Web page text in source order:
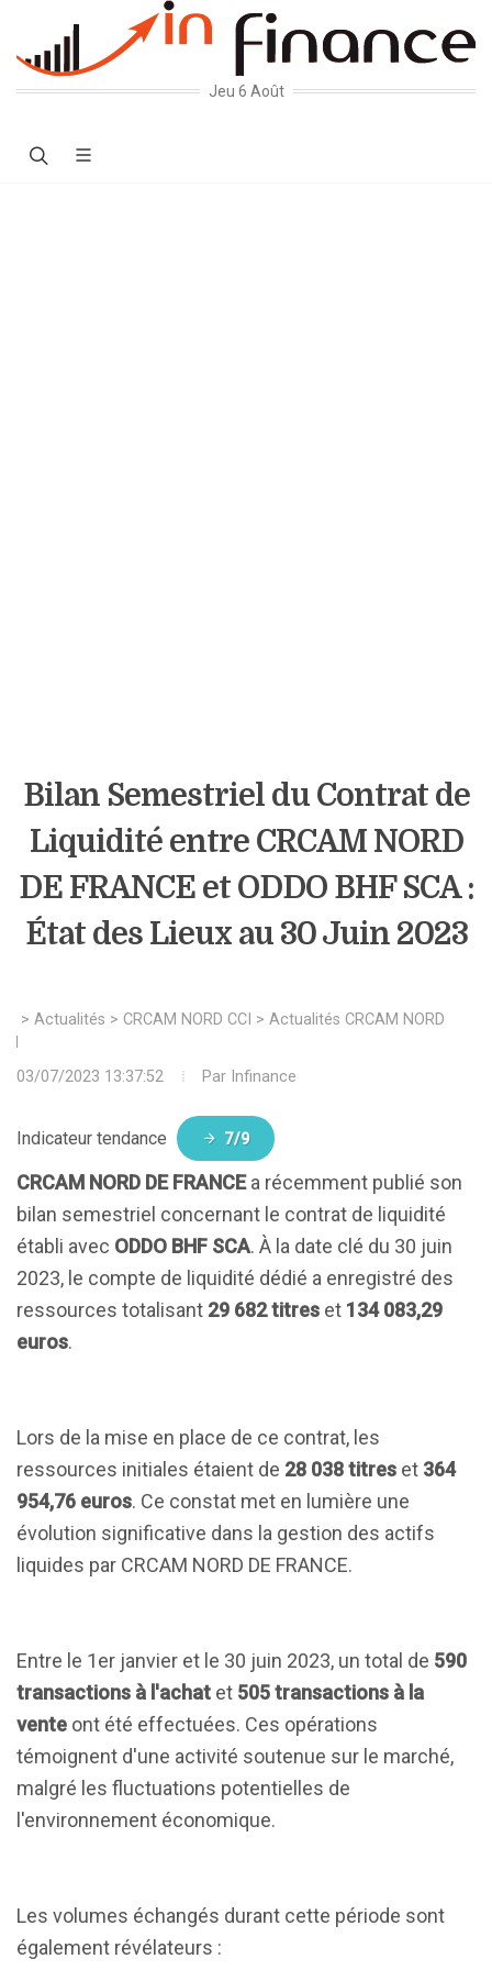
Jeu 6 Août
Bilan Semestriel du Contrat de
Liquidité entre CRCAM NORD
DE FRANCE et ODDO BHF SCA :
État des Lieux au 30 Juin 2023
> Actualités > CRCAM NORD CCI > Actualités CRCAM NORD
03/07/2023 13:37:52
Par Infinance
Indicateur tendance 7/9
CRCAM NORD DE FRANCEa récemment publié son
bilan semestriel concernant le contrat de liquidité
établi avec ODDO BHF SCA. À la date clé du 30 juin
2023, le compte de liquidité dédié a enregistré des
ressources totalisant 29 682 titres et 134 083,29
euros.
Lors de la mise en place de ce contrat, les
ressources initiales étaient de 28 038 titres et 364
954,76 euros. Ce constat met en lumière une
évolution significative dans la gestion des actifs
liquides par CRCAM NORD DE FRANCE.
Entre le 1er janvier et le 30 juin 2023, un total de 590
transactions à l'achat et 505 transactions à la
vente ont été effectuées. Ces opérations
témoignent d'une activité soutenue sur le marché,
malgré les fluctuations potentielles de
l'environnement économique.
Les volumes échangés durant cette période sont
également révélateurs :